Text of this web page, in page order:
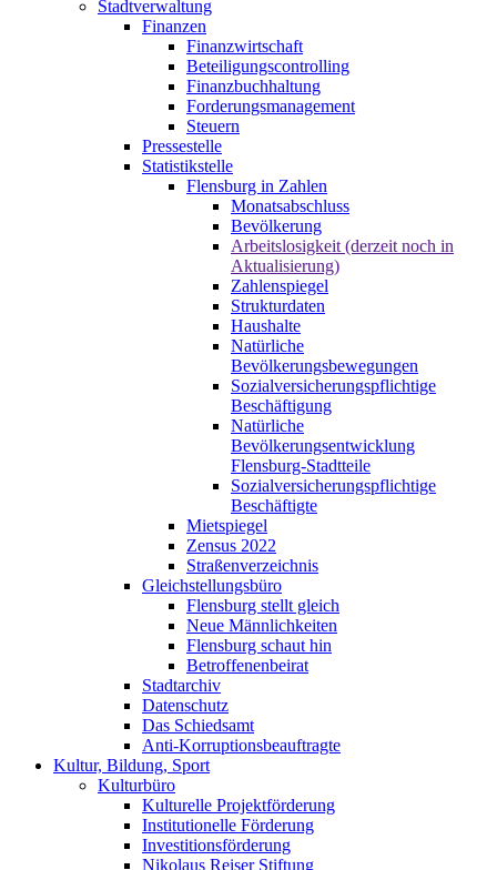
Stadtverwaltung
Finanzen
Finanzwirtschaft
Beteiligungscontrolling
Finanzbuchhaltung
Forderungsmanagement
Steuern
Pressestelle
Statistikstelle
Flensburg in Zahlen
Monatsabschluss
Bevölkerung
Arbeitslosigkeit (derzeit noch in
Aktualisierung)
Zahlenspiegel
Strukturdaten
Haushalte
Natürliche
Bevölkerungsbewegungen
Sozialversicherungspflichtige
Beschäftigung
Natürliche
Bevölkerungsentwicklung
Flensburg-Stadtteile
Sozialversicherungspflichtige
Beschäftigte
Mietspiegel
Zensus 2022
Straßenverzeichnis
Gleichstellungsbüro
Flensburg stellt gleich
Neue Männlichkeiten
Flensburg schaut hin
Betroffenenbeirat
Stadtarchiv
Datenschutz
Das Schiedsamt
Anti-Korruptionsbeauftragte
Kultur, Bildung, Sport
Kulturbüro
Kulturelle Projektförderung
Institutionelle Förderung
Investitionsförderung
Nikolaus Reiser Stiftung